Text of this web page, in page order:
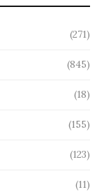
(271)
(845)
(18)
(155)
(123)
(11)